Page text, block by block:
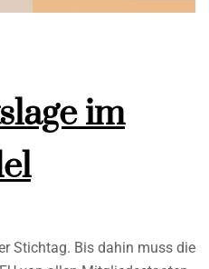
im
Stichtag. Bis dahin muss die